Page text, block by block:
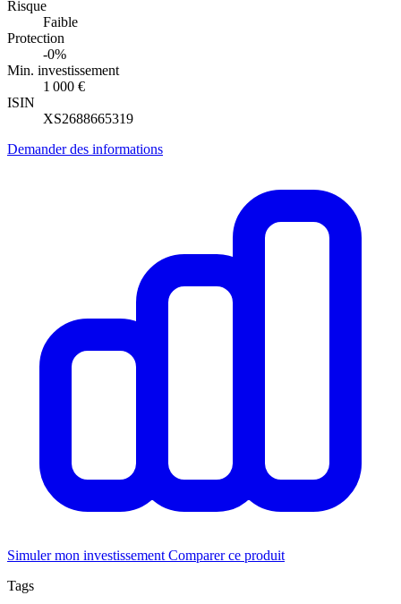
Risque
Faible
Protection
-0%
Min. investissement
1 000 €
ISIN
XS2688665319
Demander des informations
Simuler mon investissement Comparer ce produit
Tags